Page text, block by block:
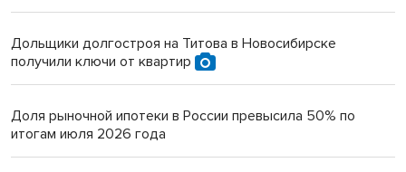
Дольщики долгостроя на Титова в Новосибирске
получили ключи от квартир
Доля рыночной ипотеки в России превысила 50% по
итогам июля 2026 года